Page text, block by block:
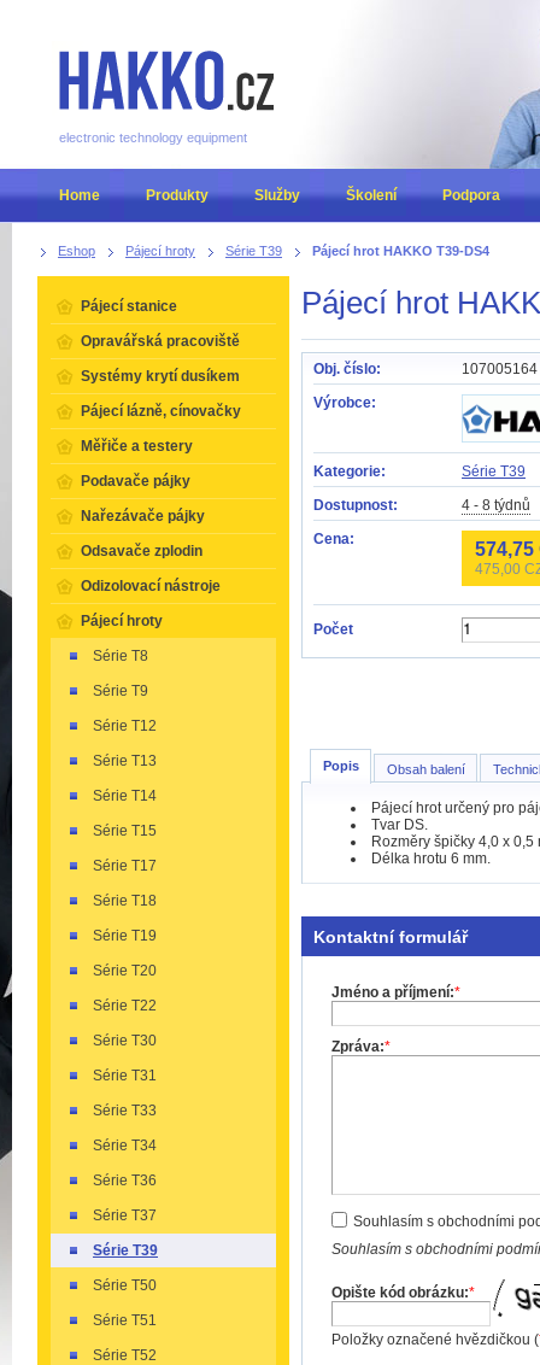
Eshop Pájecí hroty Série T39 Pájecí hrot HAKKO T39-DS4
Pájecí hrot
Obj. číslo:
107005164
Výrobce:
Kategorie:
Série T39
Dostupnost:
4 - 8 týdnů
Cena:
574,75
475,00
Počet
Popis Obsah balení
Pájecí hrot určený pro
Tvar DS.
Rozměry špičky 4,0 x 0,5
Délka hrotu 6 mm.
Kontaktní formulář
Jméno a příjmení:*
Zpráva:*
Souhlasím s obchodními
Souhlasím s obchodními
Opište kód obrázku:*
Položky označené hvězdičkou (
Pájecí stanice
Opravářská pracoviště
Systémy krytí dusíkem
Pájecí lázně, cínovačky
Měřiče a testery
Podavače pájky
Nařezávače pájky
Odsavače zplodin
Odizolovací nástroje
Pájecí hroty
Série T8
Série T9
Série T12
Série T13
Série T14
Série T15
Série T17
Série T18
Série T19
Série T20
Série T22
Série T30
Série T31
Série T33
Série T34
Série T36
Série T37
Série T39
Série T50
Série T51
Série T52
electronic technology equipment
Home Produkty Služby Školení Podpora